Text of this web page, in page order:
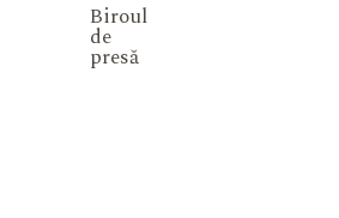
Biroul
de
presă